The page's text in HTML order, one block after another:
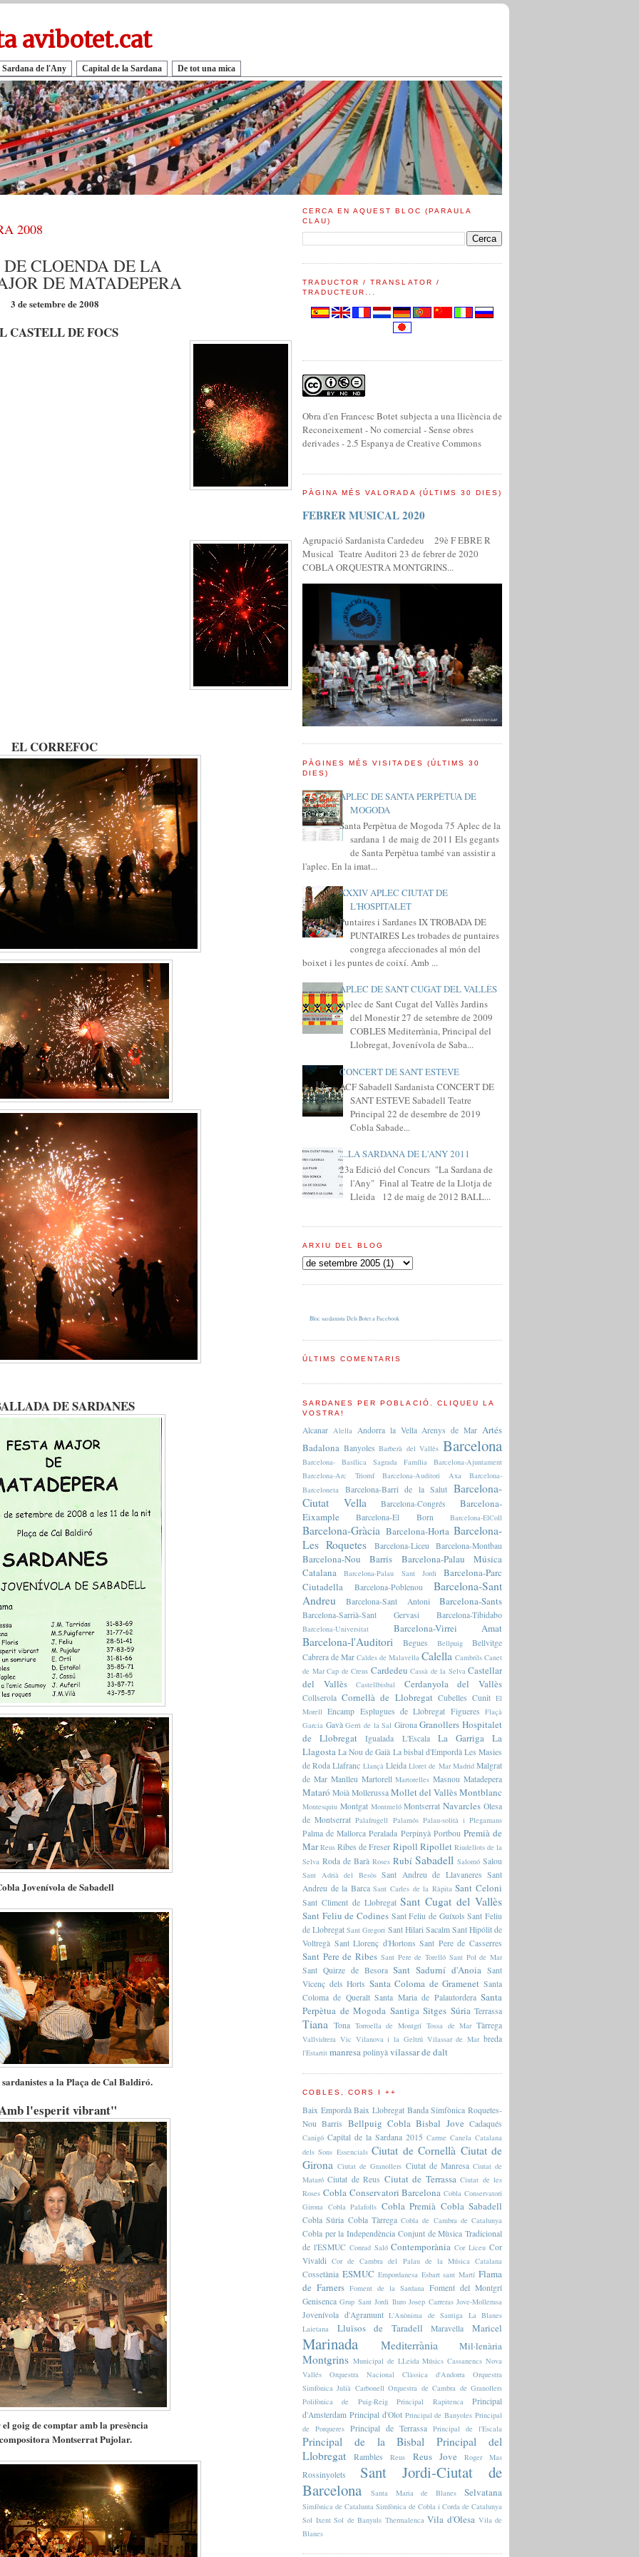
avibotet.cat
Sardana de l'Any Capital de la Sardana De tot una mica
2008
DE CLOENDA DE LA
DE MATADEPERA
3 de setembre de 2008
CASTELL DE FOCS
EL CORREFOC
DE SARDANES
Jovenívola de Sabadell
a la Plaça de Cal Baldiró.
l'esperit vibrant"
goig de comptar amb la presència
Montserrat Pujolar.
CERCA EN AQUEST BLOC (PARAULA
CLAU)
TRADUCTOR / TRANSLATOR /
TRADUCTEUR...
Obra d'en Francesc Botet subjecta a una llicència de
Reconeixement - No comercial - Sense obres
derivades - 2.5 Espanya de Creative Commons
PÀGINA MÉS VALORADA (ÚLTIMS 30 DIES)
FEBRER MUSICAL 2020
Agrupació Sardanista Cardedeu 29è F EBRE R
Musical Teatre Auditori 23 de febrer de 2020
COBLA ORQUESTRA MONTGRINS...
PÀGINES MÉS VISITADES (ÚLTIMS 30
DIES)
APLEC DE SANTA PERPÈTUA DE
MOGODA
Santa Perpètua de Mogoda 75 Aplec de la
sardana 1 de maig de 2011 Els gegants
de Santa Perpètua també van assistir a
l'aplec. En la imat...
XXXIV APLEC CIUTAT DE
L'HOSPITALET
Puntaires i Sardanes IX TROBADA DE
PUNTAIRES Les trobades de puntaires
congrega afeccionades al món del
boixet i les puntes de coixí. Amb ...
APLEC DE SANT CUGAT DEL VALLÈS
Aplec de Sant Cugat del Vallès Jardins
del Monestir 27 de setembre de 2009
COBLES Mediterrània, Principal del
Llobregat, Jovenívola de Saba...
CONCERT DE SANT ESTEVE
ACF Sabadell Sardanista CONCERT DE
SANT ESTEVE Sabadell Teatre
Principal 22 de desembre de 2019
Cobla Sabade...
....LA SARDANA DE L'ANY 2011
23a Edició del Concurs "La Sardana de
l'Any" Final al Teatre de la Llotja de
Lleida 12 de maig de 2012 BALL...
ARXIU DEL BLOG
Bloc sardanista Dels Botet a Facebook
ÚLTIMS COMENTARIS
SARDANES PER POBLACIÓ. CLIQUEU LA
VOSTRA!
Alcanar Alella Andorra la Vella Arenys de Mar Artés
Badalona Banyoles Barberà del Vallès Barcelona
Barcelona- Basílica Sagrada Família
Barcelona-Ajuntament
Barcelona-Arc Triomf
Barcelona-Auditori Axa
Barcelona-
Barceloneta
Barcelona-Barri de la Salut
Barcelona-
Ciutat Vella
Barcelona-Congrés
Barcelona-
Eixample
Barcelona-El Born Barcelona-ElColl
Barcelona-Gràcia Barcelona-Horta Barcelona-
Les Roquetes
Barcelona-Liceu Barcelona-Montbau
Barcelona-Nou Barris
Barcelona-Palau Música
Catalana
Barcelona-Palau Sant Jordi
Barcelona-Parc
Ciutadella
Barcelona-Poblenou
Barcelona-Sant
Andreu
Barcelona-Sant Antoni Barcelona-Sants
Barcelona-Sarrià-Sant Gervasi Barcelona-Tibidabo
Barcelona-Universitat Barcelona-Virrei Amat
Barcelona-l'Auditori Begues Bellpuig
Bellvitge
Cabrera de Mar Caldes de Malavella Calella Cambrils Canet
de Mar Cap de Creus Cardedeu Cassà de la Selva Castellar
del Vallès
Castellbisbal Cerdanyola del Vallès
Collserola Cornellà de Llobregat Cubelles Cunit El
Morell Encamp Esplugues de Llobregat Figueres Flaçà
Garcia Gavà Gerri de la Sal Girona Granollers Hospitalet
de Llobregat
Igualada L'Escala La Garriga
La
Llagosta La Nou de Gaià La bisbal d'Empordà Les Masies
de Roda Llafranc Llançà Lleida Lloret de Mar Madrid Malgrat
de Mar Manlleu Martorell Martorelles Masnou Matadepera
Mataró Moià Mollerussa Mollet del VallèsMontblanc
Montesquiu Montgat Montmeló Montserrat Navarcles Olesa
de Montserrat Palafrugell Palamós Palau-solità i Plegamans
Palma de Mallorca Peralada Perpinyà Portbou Premià de
Mar Reus Ribes de Freser Ripoll Ripollet Riudellots de la
Selva Roda de Barà Roses Rubí Sabadell Salomó Salou
Sant Adrià del Besòs Sant Andreu de Llavaneres Sant
Andreu de la Barca Sant Carles de la Ràpita Sant Celoni
Sant Climent de Llobregat Sant Cugat del Vallès
Sant Feliu de Codines Sant Feliu de Guíxols Sant Feliu
de Llobregat Sant Gregori Sant Hilari Sacalm Sant Hipólit de
Voltregà Sant Llorenç d'Hortons Sant Pere de Casserres
Sant Pere de Ribes Sant Pere de Torelló Sant Pol de Mar
Sant Quirze de Besora Sant Sadurní d'Anoia Sant
Vicenç dels Horts Santa Coloma de Gramenet Santa
Coloma de Queralt Santa Maria de Palautordera Santa
Perpètua de Mogoda Santiga Sitges Súria Terrassa
Tiana Tona Torroella de Montgrí Tossa de Mar Tàrrega
Vallvidrera Vic Vilanova i la Geltrú Vilassar de Mar breda
l'Estartit manresa polinyà vilassar de dalt
COBLES, CORS I ++
Baix Empordà Baix Llobregat Banda Simfònica Roquetes-
Nou Barris Bellpuig Cobla Bisbal Jove Cadaqués
Canigó Capital de la Sardana 2015 Carme Canela Catalana
dels Sons Essencials Ciutat de Cornellà Ciutat de
Girona Ciutat de Granollers Ciutat de Manresa Ciutat de
Mataró Ciutat de Reus Ciutat de Terrassa Ciutat de les
Roses Cobla Conservatori Barcelona Cobla Conservatori
Girona Cobla Palafolls Cobla Premià Cobla Sabadell
Cobla Súria Cobla Tàrrega Cobla de Cambra de Catalunya
Cobla per la Independència Conjunt de Mùsica Tradicional
de l'ESMUC Conrad Saló Contemporània Cor Liceu Cor
Vivaldi Cor de Cambra del Palau de la Música Catalana
Cossetània ESMUC Empordanesa Esbart sant Martí Flama
de Farners Foment de la Sardana Foment del Montgrí
Genisenca Grup Sant Jordi Iluro Josep Carreras Jove-Mollerusa
Jovenívola d'Agramunt L'Anònima de Santiga La Blanes
Laietana
Lluïsos de Taradell Maravella Maricel
Marinada Mediterrània Mil·lenària
Montgrins Municipal de LLeida Músics Cassanencs Nova
Vallés
Orquestra Nacional Clàssica d'Andorra
Orquestra
Simfònica Julià Carbonell Orquestra de Cambra de Granollers
Polifònica de Puig-Reig
Principal Rapitenca
Principal
d'Amsterdam Principal d'Olot Principal de Banyoles Principal
de Porqueres Principal de Terrassa Principal de l'Escala
Principal de la Bisbal
Principal del
Llobregat
Rambles Reus Reus Jove Roger Mas
Rossinyolets
Sant Jordi-Ciutat de
Barcelona
Santa Maria de Blanes Selvatana
Simfònica de Catalunta Simfònica de Cobla i Corda de Catalunya
Sol Ixent Sol de Banyuls Thermalenca Vila d'Olesa Vila de
Blanes